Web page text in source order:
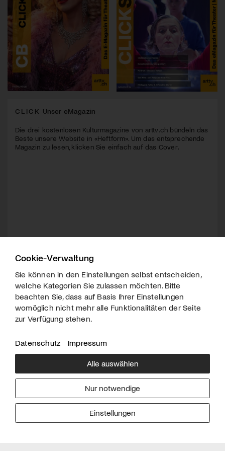
CLICK Unser eMagazin
Die drei kostenlosen Kulturmagazine von arttv.ch bündeln das
Beste unsere Website in «Heftform». Um das entsprechende
Magazin zu lesen, klicken Sie einfach auf das Cover.
Über uns
Downloads
Werben
Impressum
Cookie-Verwaltung
Sie können in den Einstellungen selbst entscheiden,
welche Kategorien Sie zulassen möchten. Bitte
beachten Sie, dass auf Basis Ihrer Einstellungen
womöglich nicht mehr alle Funktionalitäten der Seite
zur Verfügung stehen.
Datenschutz Impressum
Alle auswählen
Nur notwendige
Einstellungen